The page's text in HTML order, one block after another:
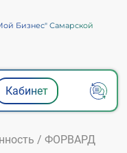
Бизнес" Самарской
Кабинет
/ ФОРВАРД